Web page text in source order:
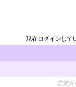
現在ログインして
営業